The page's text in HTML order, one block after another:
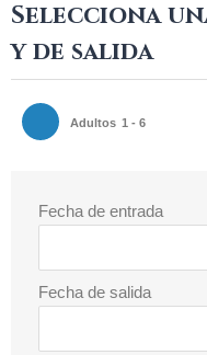
Selecciona
y de salida
Adultos 1 - 6
Fecha de entrada
Fecha de salida